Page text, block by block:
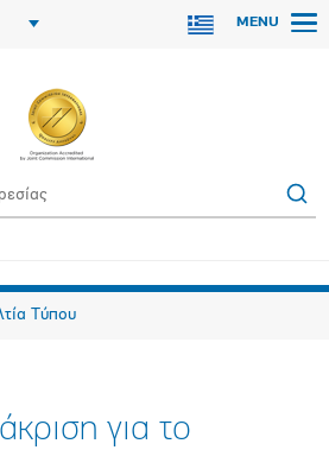
MENU
Τύπου
για το